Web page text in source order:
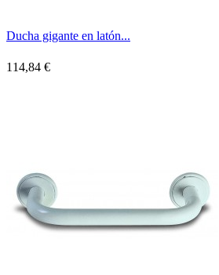
Ducha gigante en latón...
114,84 €